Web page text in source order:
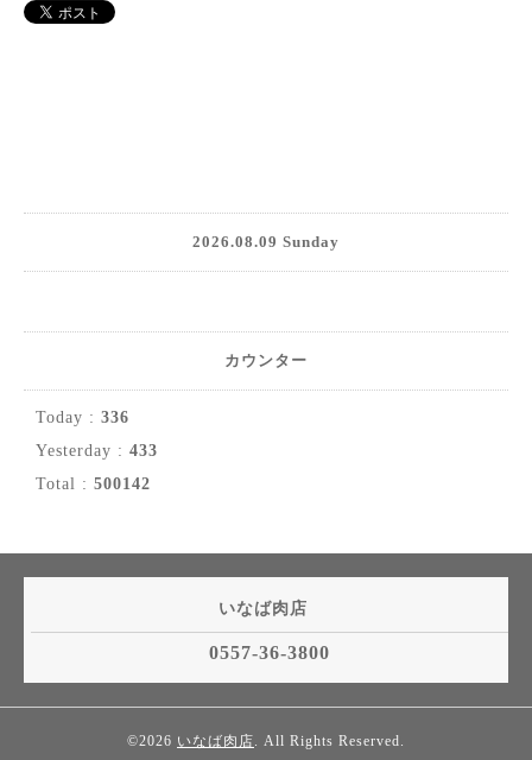
2026.08.09 Sunday
カウンター
Today : 336
Yesterday : 433
Total : 500142
いなば肉店
0557-36-3800
©2026 いなば肉店 . All Rights Reserved.